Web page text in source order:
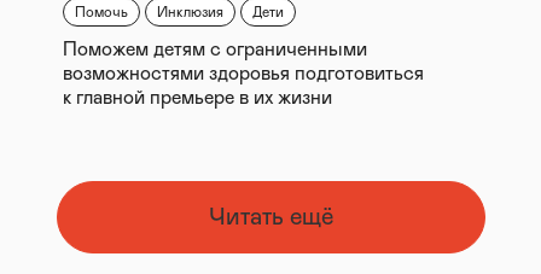
Помочь Инклюзия Дети
Поможем детям с ограниченными
возможностями здоровья подготовиться
к главной премьере в их жизни
Читать ещё